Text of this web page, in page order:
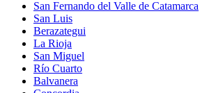
San Fernando del Valle de Catamarca
San Luis
Berazategui
La Rioja
San Miguel
Río Cuarto
Balvanera